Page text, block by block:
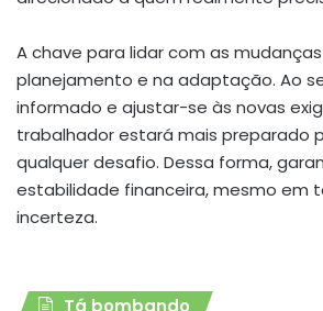
A chave para lidar com as
planejamento e na adaptação. Ao
informado e ajustar-se às novas
trabalhador estará mais preparado
qualquer desafio. Dessa forma,
estabilidade financeira, mesmo em
incerteza.